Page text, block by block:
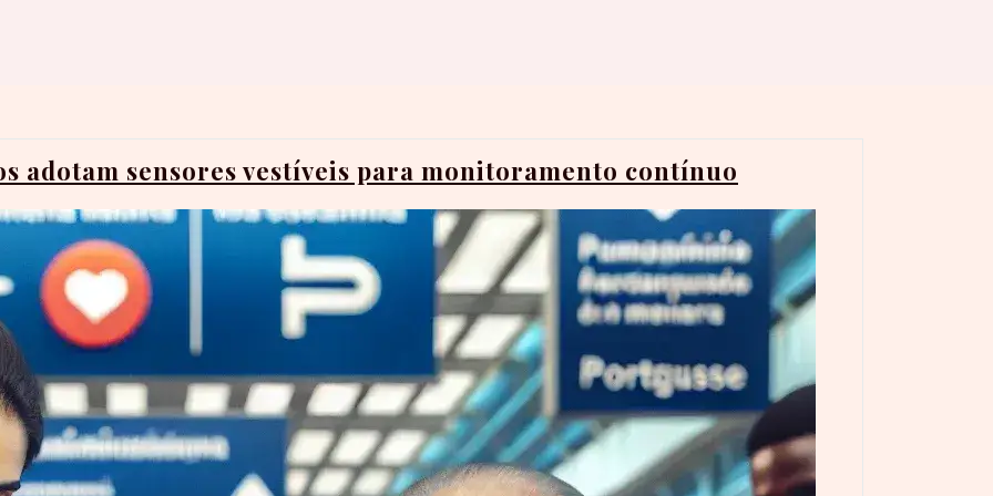
adotam sensores vestíveis para monitoramento contínuo